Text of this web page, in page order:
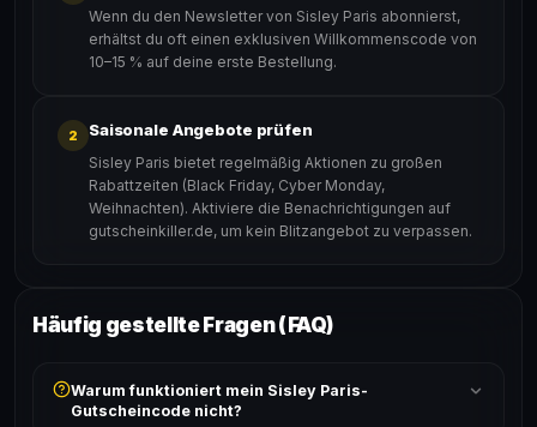
Wenn du den Newsletter von Sisley Paris abonnierst,
erhältst du oft einen exklusiven Willkommenscode von
10–15 % auf deine erste Bestellung.
2 Saisonale Angebote prüfen
Sisley Paris bietet regelmäßig Aktionen zu großen
Rabattzeiten (Black Friday, Cyber Monday,
Weihnachten). Aktiviere die Benachrichtigungen auf
gutscheinkiller.de, um kein Blitzangebot zu verpassen.
Häufig gestellte Fragen (FAQ)
Warum funktioniert mein Sisley Paris-
Gutscheincode nicht?